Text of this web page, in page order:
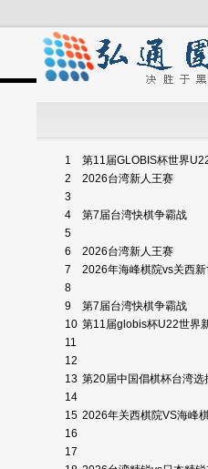
1 第11届GLOBIS杯世界
2
2026台湾新人王赛
3
4
第7届台湾快棋争霸战
5
6
2026台湾新人王赛
7
2026年海峰棋院vs关西
8
9
第7届台湾快棋争霸战
10 第11届globis杯U22世界
11
12
13 第20届中国倡棋杯台湾选
14
15 2026年关西棋院VS海峰
16
17